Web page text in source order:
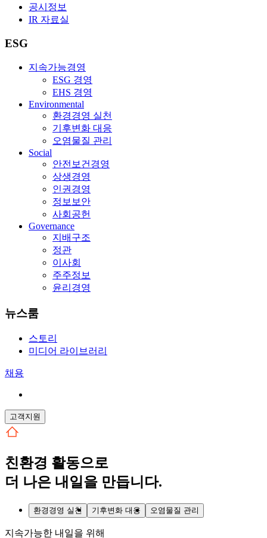
공시정보
IR 자료실
ESG
지속가능경영
ESG 경영
EHS 경영
Environmental
환경경영 실천
기후변화 대응
오염물질 관리
Social
안전보건경영
상생경영
인권경영
정보보안
사회공헌
Governance
지배구조
정관
이사회
주주정보
윤리경영
뉴스룸
스토리
미디어 라이브러리
채용
고객지원
친환경 활동으로
더 나은 내일을 만듭니다.
환경경영 실천 기후변화 대응 오염물질 관리
지속가능한 내일을 위해